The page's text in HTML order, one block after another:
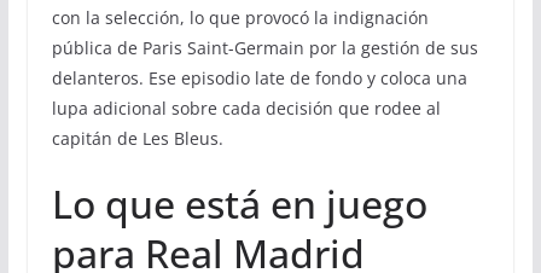
con la selección, lo que provocó la indignación
pública de Paris Saint-Germain por la gestión de sus
delanteros. Ese episodio late de fondo y coloca una
lupa adicional sobre cada decisión que rodee al
capitán de Les Bleus.
Lo que está en juego
para Real Madrid